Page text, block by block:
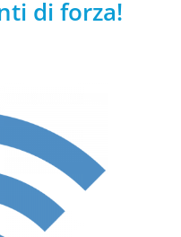
di forza!